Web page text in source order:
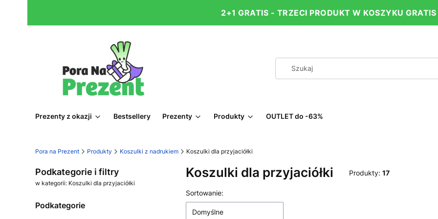
2+1 GRATIS - TRZECI PRODUKT W KOSZYKU GRATIS
Prezenty z okazji Bestsellery Prezenty Produkty OUTLET do -63%
Pora na Prezent Produkty Koszulki z nadrukiem Koszulki dla przyjaciółki
Podkategorie i filtry
w kategorii: Koszulki dla przyjaciółki
Podkategorie
Koszulki dla przyjaciółki Produkty: 17
Lista produktów
Sortowanie:
Domyślne